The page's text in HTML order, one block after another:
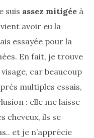
suis assez mitigée à
avoir eu la
essayée pour la
En fait, je trouve
visage, car beaucoup
multiples essais,
: elle me laisse
cheveux, ils se
et je n’apprécie